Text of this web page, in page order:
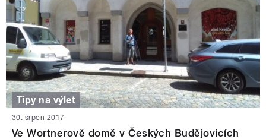
Tipy na výlet
30. srpen 2017
Ve Wortnerově domě v Českých Budějovicích